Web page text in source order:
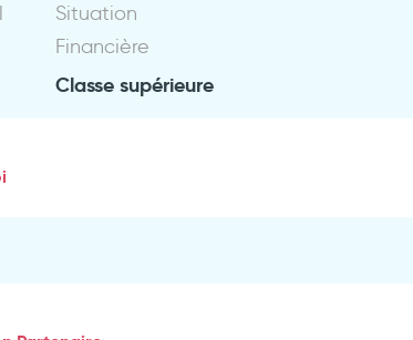
Situation
Financière
Classe supérieure